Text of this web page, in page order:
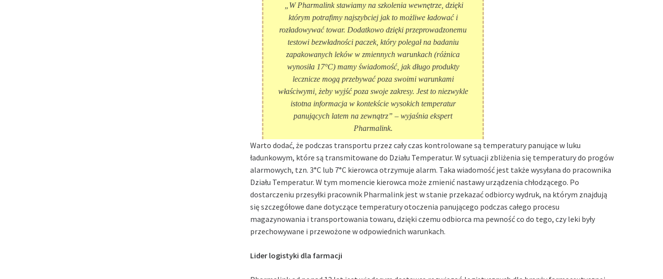
„W Pharmalink stawiamy na szkolenia wewnętrze, dzięki
którym potrafimy najszybciej jak to możliwe ładować i
rozładowywać towar. Dodatkowo dzięki przeprowadzonemu
testowi bezwładności paczek, który polegał na badaniu
zapakowanych leków w zmiennych warunkach (różnica
wynosiła 17°C) mamy świadomość, jak długo produkty
lecznicze mogą przebywać poza swoimi warunkami
właściwymi, żeby wyjść poza swoje zakresy. Jest to niezwykle
istotna informacja w kontekście wysokich temperatur
panujących latem na zewnątrz”– wyjaśnia ekspert
Pharmalink.
Warto dodać, że podczas transportu przez cały czas kontrolowane są temperatury panujące w luku
ładunkowym, które są transmitowane do Działu Temperatur. W sytuacji zbliżenia się temperatury do progów
alarmowych, tzn. 3°C lub 7°C kierowca otrzymuje alarm. Taka wiadomość jest także wysyłana do pracownika
Działu Temperatur. W tym momencie kierowca może zmienić nastawy urządzenia chłodzącego. Po
dostarczeniu przesyłki pracownik Pharmalink jest w stanie przekazać odbiorcy wydruk, na którym znajdują
się szczegółowe dane dotyczące temperatury otoczenia panującego podczas całego procesu
magazynowania i transportowania towaru, dzięki czemu odbiorca ma pewność co do tego, czy leki były
przechowywane i przewożone w odpowiednich warunkach.
Lider logistyki dla farmacji